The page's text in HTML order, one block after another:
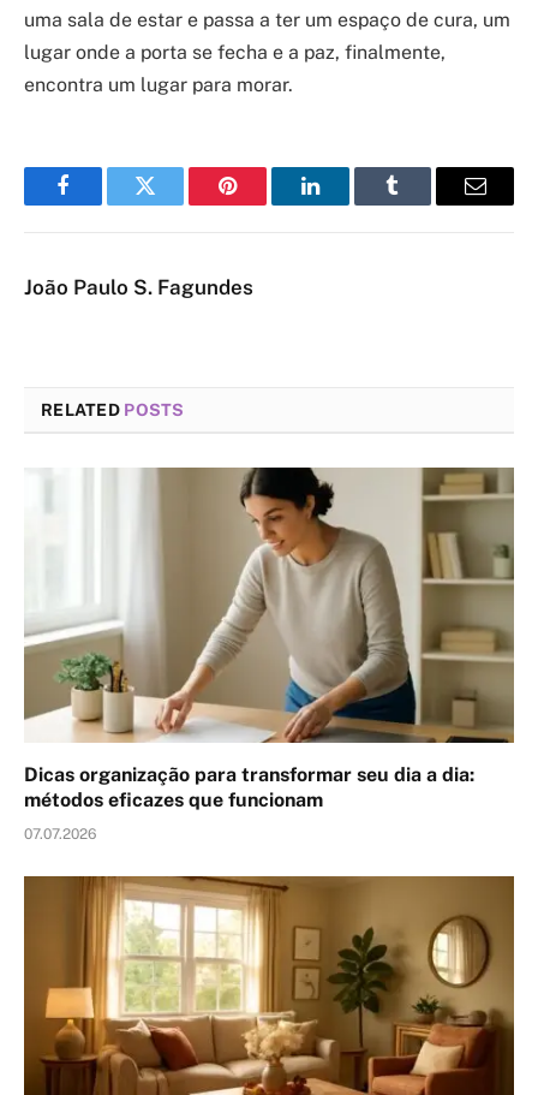
uma sala de estar e passa a ter um espaço de cura, um
lugar onde a porta se fecha e a paz, finalmente,
encontra um lugar para morar.
FacebookTwitter Pinterest LinkedInTumblr Email
João Paulo S. Fagundes
RELATED POSTS
Dicas organização para transformar seu dia a dia:
métodos eficazes que funcionam
07.07.2026